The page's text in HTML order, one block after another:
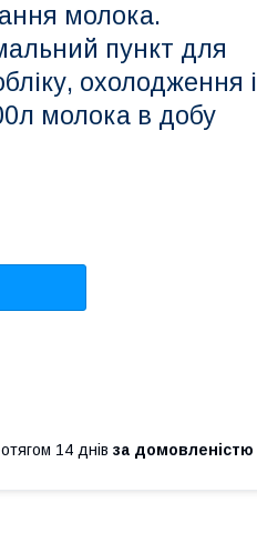
молока.
пункт для
охолодження і
молока в добу
14 днів за домовленістю